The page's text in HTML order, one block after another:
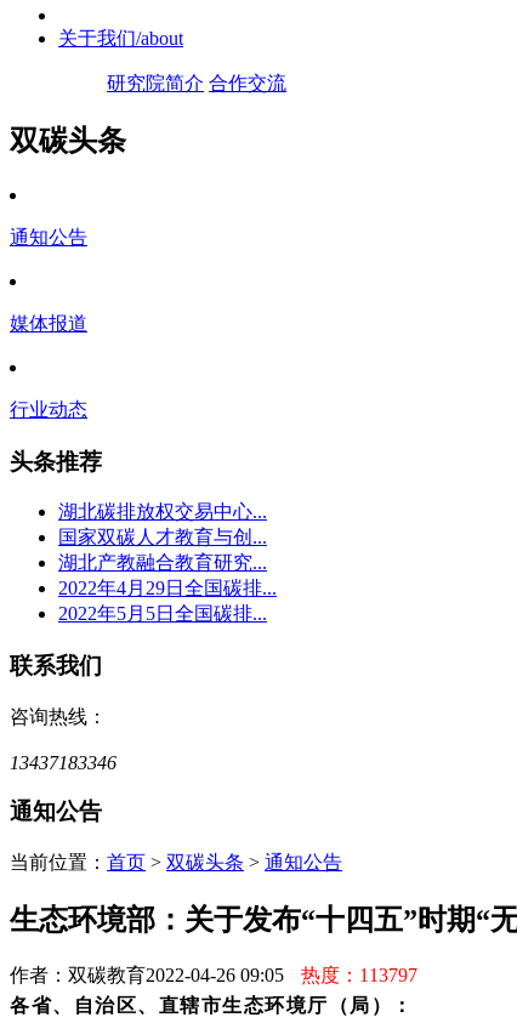
关于我们/about
研究院简介 合作交流
双碳头条
通知公告
媒体报道
行业动态
头条推荐
湖北碳排放权交易中心...
国家双碳人才教育与创...
湖北产教融合教育研究...
2022年4月29日全国碳排...
2022年5月5日全国碳排...
联系我们
咨询热线：
13437183346
通知公告
当前位置： 首页 > 双碳头条 > 通知公告
生态环境部：关于发布“十四五”时期“
作者：双碳教育2022-04-26 09:05
热度：113797
各省、自治区、直辖市生态环境厅（局）：